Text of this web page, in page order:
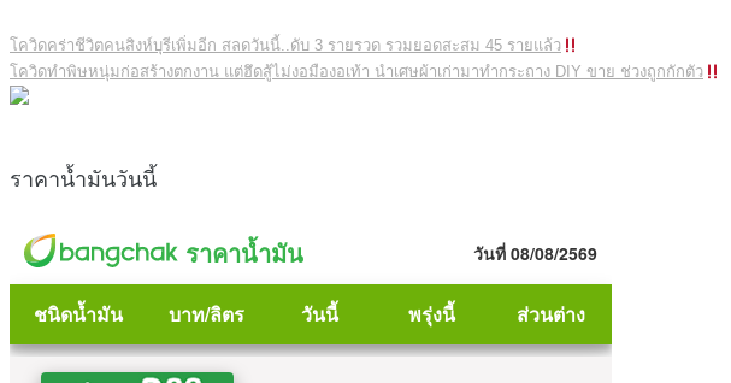
โควิดคร่าชีวิตคนสิงห์บุรีเพิ่มอีก สลดวันนี้..ดับ 3 รายรวด รวมยอดสะสม 45 รายแล้ว
โควิดทำพิษหนุ่มก่อสร้างตกงาน แต่ฮึดสู้ไม่งอมืองอเท้า นำเศษผ้าเก่ามาทำกระถาง DIY ขาย ช่วงถูกกักตัว
ราคาน้ำมันวันนี้